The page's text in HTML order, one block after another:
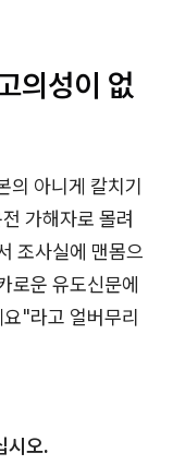
의성이 없
의 아니게 칼치기
가해자로 몰려
조사실에 맨몸으
로운 유도신문에
"라고 얼버무리
시오.